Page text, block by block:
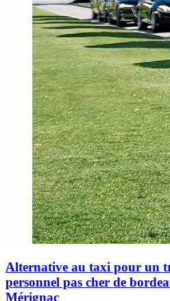
Alternative au taxi pour un
personnel pas cher de
Mérignac